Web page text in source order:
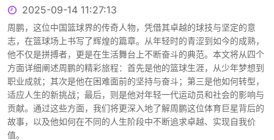
2025-09-14 11:27:13
周鹏，这位中国篮球界的传奇人物，凭借其卓越的球技与坚定的意
志，在篮球场上书写了辉煌的篇章。从年轻时的青涩到如今的成熟，
他不仅是拼搏者，更是在生活舞台上不断奋斗的典范。本文将从四个
方面详细阐述周鹏的精彩旅程：首先是他的篮球生涯，从少年梦想到
职业成就；其次是他在困难面前的坚持与奋斗；第三是他如何转型，
适应人生的新挑战；最后，则是他对年轻一代运动员和社会的影响与
贡献。通过这些方面，我们将更深入地了解周鹏这位体育巨星背后的
故事，以及他如何在不同的人生阶段中不断追求卓越、实现自我价
值。